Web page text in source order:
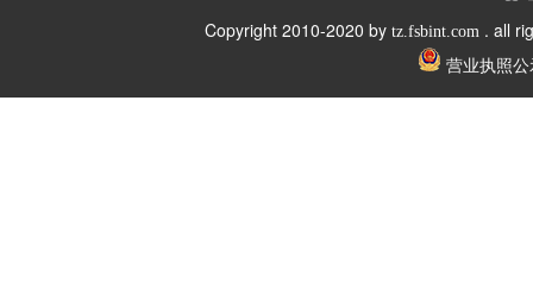
Copyright 2010-2020 by tz.fsbint.com . all
营业执照